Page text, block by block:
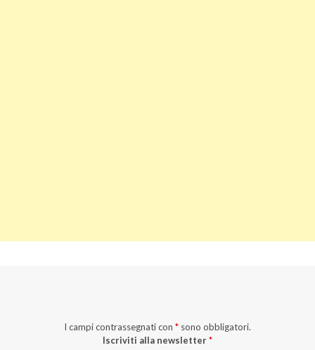
I campi contrassegnati con * sono obbligatori.
Iscriviti alla newsletter*